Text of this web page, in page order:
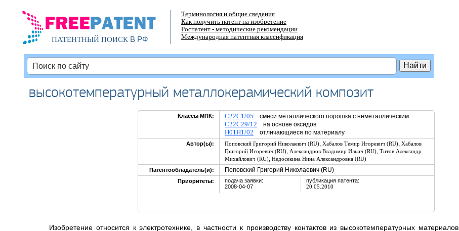
ПАТЕНТНЫЙ ПОИСКВ РФ
Терминология и общие сведения
Как получить патент на изобретение
Роспатент - методические рекомендации
Международная патентная классификация
высокотемпературный металлокерамический композит
Классы МПК: C22C1/05 смеси металлического порошка с неметаллическим
C22C29/12 на основе оксидов
H01H1/02 отличающиеся по материалу
Автор(ы): Поповский Григорий Николаевич (RU), Хабалов Темир Игоревич (RU), Хабалов
Григорий Игоревич (RU), Александров Владимир Ильич (RU), Титов Александр
Михайлович (RU), Недосекина Нина Александровна (RU)
Патентообладатель(и):
Поповский Григорий Николаевич (RU)
Приоритеты:
подача заявки:
2008-04-07
публикация патента:
20.05.2010
Изобретение относится к электротехнике, в частности к производству контактов из высокотемпературных материалов,